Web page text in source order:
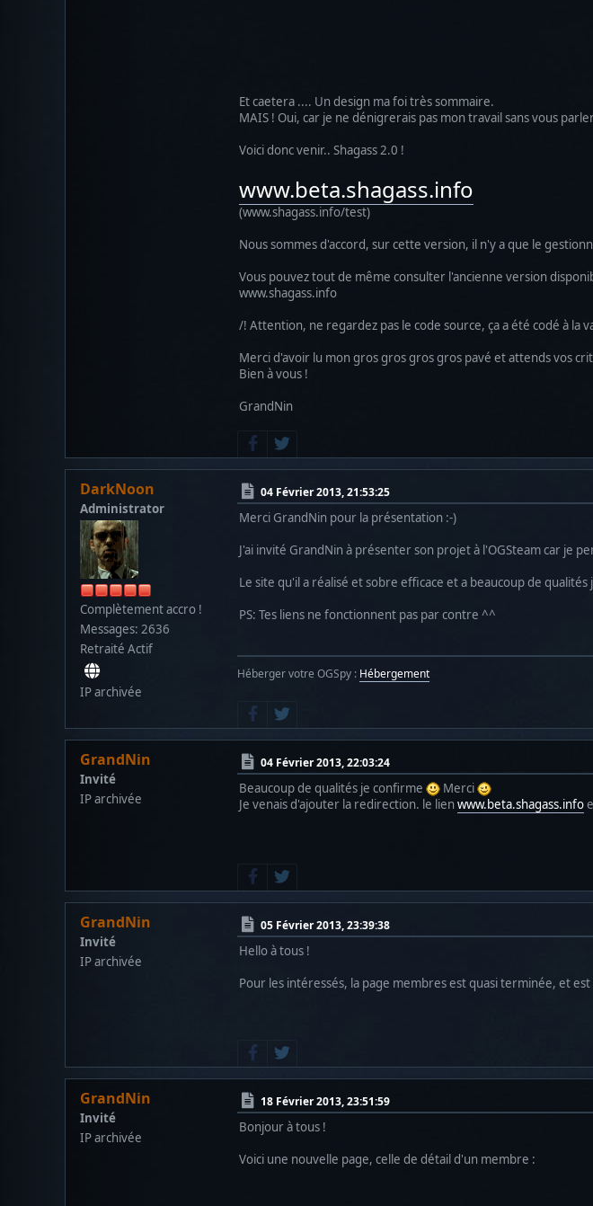
Et caetera .... Un design ma foi très sommaire.
MAIS ! Oui, car je ne dénigrerais pas mon travail sans vous
Voici donc venir.. Shagass 2.0 !
www.beta.shagass.info
(www.shagass.info/test)
Nous sommes d'accord, sur cette version, il n'y a que le
Vous pouvez tout de même consulter l'ancienne version
www.shagass.info
/! Attention, ne regardez pas le code source, ça a été codé à la
Merci d'avoir lu mon gros gros gros gros pavé et attends vos
Bien à vous !
GrandNin
DarkNoon
Administrator
Complètement accro !
Messages: 2636
Retraité Actif
IP archivée
04 Février 2013, 21:53:25
Merci GrandNin pour la présentation :-)
J'ai invité GrandNin à présenter son projet à l'OGSteam car je
Le site qu'il a réalisé et sobre efficace et a beaucoup de qualités
PS: Tes liens ne fonctionnent pas par contre ^^
Héberger votre OGSpy : Hébergement
GrandNin
Invité
IP archivée
04 Février 2013, 22:03:24
Beaucoup de qualités je confirme
Merci
Je venais d'ajouter la redirection. le lien www.beta.shagass.info
GrandNin
Invité
IP archivée
05 Février 2013, 23:39:38
Hello à tous !
Pour les intéressés, la page membres est quasi terminée, et
GrandNin
Invité
IP archivée
18 Février 2013, 23:51:59
Bonjour à tous !
Voici une nouvelle page, celle de détail d'un membre :